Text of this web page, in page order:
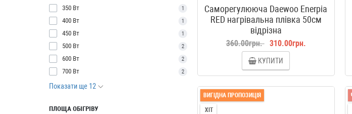
350 Вт 1
400 Вт 1
450 Вт 1
500 Вт 2
600 Вт 2
700 Вт 2
Показати ще 12
ПЛОЩА ОБІГРІВУ
Саморегулююча Daewoo Enerpia
RED нагрівальна плівка 50см
відрізна
360.00грн. 310.00грн.
КУПИТИ
ВИГІДНА ПРОПОЗИЦІЯ
ХІТ